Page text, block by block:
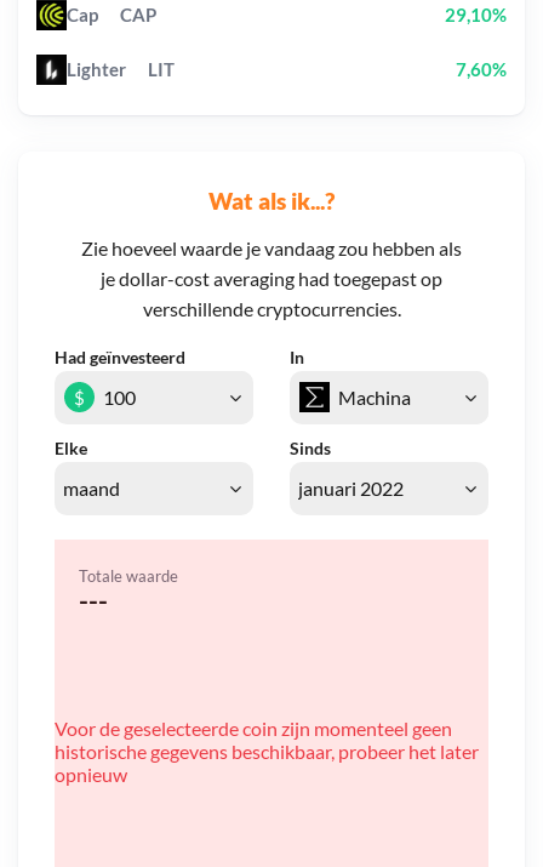
Wat als ik...?
Zie hoeveel waarde je vandaag zou hebben als
je dollar-cost averaging had toegepast op
verschillende cryptocurrencies.
Had geïnvesteerd In
Elke Sinds
$
Totale waarde
---
Voor de geselecteerde coin zijn momenteel geen
historische gegevens beschikbaar, probeer het later
opnieuw
Cap CAP 29,10%
Lighter LIT 7,60%